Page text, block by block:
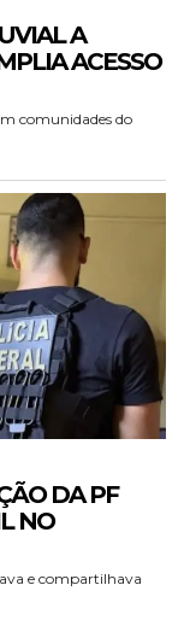
A
ACESSO
comunidades do
DA PF
NO
e compartilhava